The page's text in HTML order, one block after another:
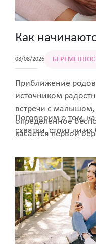
Как
08/08/2026
Приближение
источником
встречи с
определенное
касается первой
задается вопросом,
схватки. Бывает и
женщина спешит
потом дискомфорт
недоумение.
Поговорим о том,
схватки, стоит ли